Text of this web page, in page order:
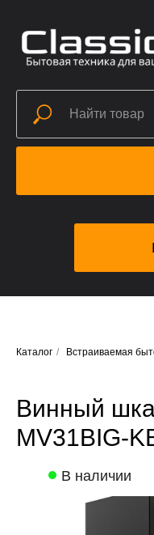
Каталог / Встраиваемая
Винный
MV31BIG-
В наличии